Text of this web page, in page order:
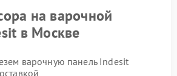
на варочной
в Москве
варочную панель Indesit